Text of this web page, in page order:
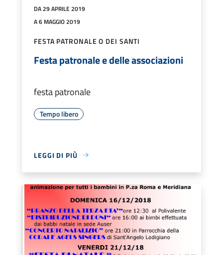
DA 29 APRILE 2019
A 6 MAGGIO 2019
FESTA PATRONALE O DEI SANTI
Festa patronale e delle associazioni
festa patronale
Tempo libero
LEGGI DI PIÙ